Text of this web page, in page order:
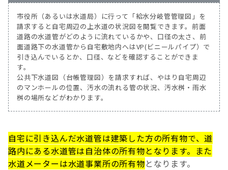
市役所（あるいは水道局）に行って「給水分岐管管理図」を
請求すると自宅周辺の上水道の状況図を閲覧できます。前面
道路の水道管がどのように流れているかや、口径の太さ、前
面道路下の水道管から自宅敷地内へはVP(ビニールパイプ）で
引き込んでいるとか、口径、などを確認することができま
す。
公共下水道図（台帳管理図）を請求すれば、やはり自宅周辺
のマンホールの位置、汚水の流れる管の状況、汚水桝・雨水
桝の場所などがわかります。
自宅に引き込んだ水道管は建築した方の所有物で、道
路内にある水道管は自治体の所有物となります。また
水道メーターは水道事業所の所有物となります。